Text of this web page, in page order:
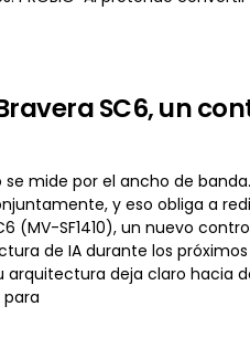
SC6, un
mide por el ancho de
y eso obliga a
SF1410), un nuevo
de IA durante los
deja claro hacia